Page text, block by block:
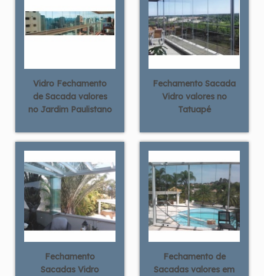
Vidro Fechamento
de Sacada valores
no Jardim Paulistano
Fechamento Sacada
Vidro valores no
Tatuapé
Fechamento
Sacadas Vidro
Fechamento de
Sacadas valores em